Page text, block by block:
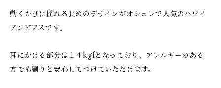
動くたびに揺れる長めのデザインがオシェレで人気のハワイ
アンピアスです。
耳にかける部分は１４kgfとなっており、アレルギーのある
方でも割りと安心してつけていただけます。